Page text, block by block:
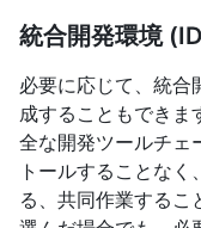
統合開発環境
必要に応じて、統合
成することもでき
全な開発ツールチェ
トールすることな
る、共同作業するこ